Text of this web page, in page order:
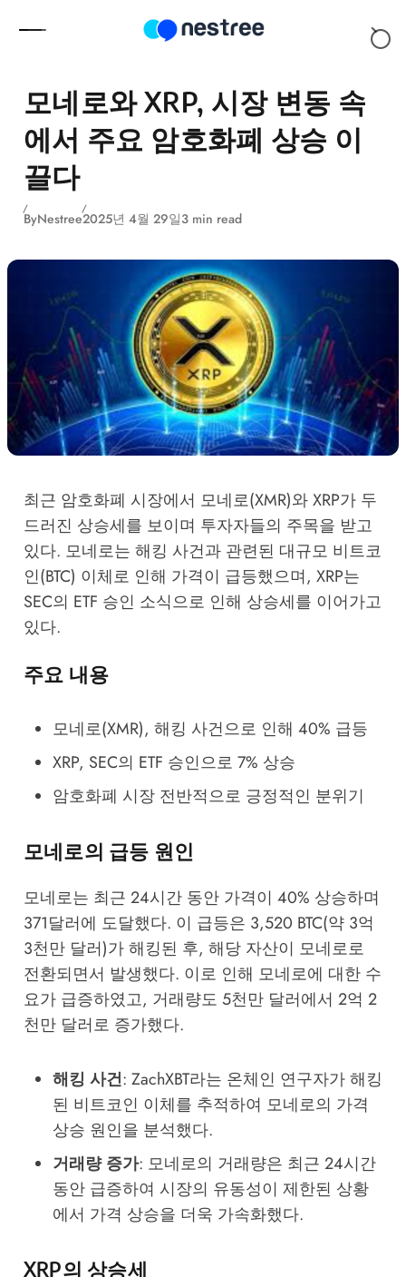
모네로와 XRP, 시장 변동 속
에서 주요 암호화폐 상승 이
끌다
ByNestree2025년 4월 29일3 min read
최근 암호화폐 시장에서 모네로(XMR)와XRP가 두
드러진 상승세를 보이며 투자자들의 주목을 받고
있다. 모네로는 해킹 사건과 관련된 대규모 비트코
인(BTC) 이체로 인해 가격이 급등했으며, XRP는
SEC의 ETF 승인 소식으로 인해 상승세를 이어가고
있다.
주요 내용
모네로(XMR), 해킹 사건으로 인해 40% 급등
XRP, SEC의 ETF 승인으로 7% 상승
암호화폐 시장 전반적으로 긍정적인 분위기
모네로의 급등 원인
모네로는 최근 24시간 동안 가격이 40% 상승하며
371달러에 도달했다. 이 급등은 3,520 BTC(약 3억
3천만 달러)가 해킹된 후, 해당 자산이 모네로로
전환되면서 발생했다. 이로 인해 모네로에 대한 수
요가 급증하였고, 거래량도 5천만 달러에서 2억 2
천만 달러로 증가했다.
해킹 사건: ZachXBT라는 온체인 연구자가 해킹
된 비트코인 이체를 추적하여 모네로의 가격
상승 원인을 분석했다.
거래량 증가: 모네로의 거래량은 최근 24시간
동안 급증하여 시장의 유동성이 제한된 상황
에서 가격 상승을 더욱 가속화했다.
XRP의 상승세